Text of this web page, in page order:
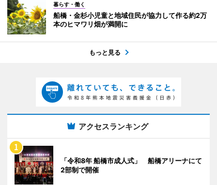
暮らす・働く
船橋・金杉小児童と地域住民が協力して作る約2万
本のヒマワリ畑が満開に
もっと見る
アクセスランキング
「令和8年 船橋市成人式」 船橋アリーナにて
2部制で開催